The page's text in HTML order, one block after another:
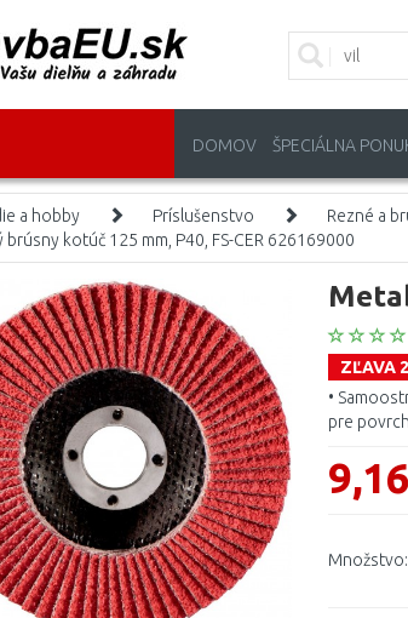
DOMOV ŠPECIÁLNA
a hobby Príslušenstvo Rezné a
kotúč 125 mm, P40, FS-CER 626169000
ZĽAVA
•
pre
Množstvo: